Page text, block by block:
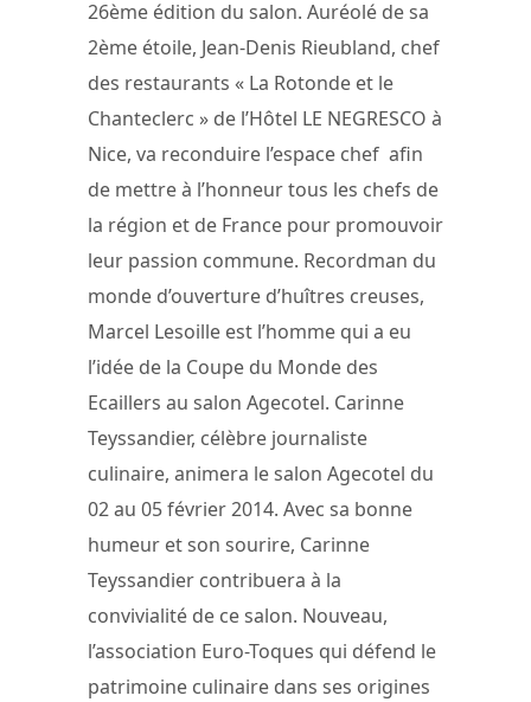
26ème édition du salon. Auréolé de sa
2ème étoile, Jean-Denis Rieubland, chef
des restaurants « La Rotonde et le
Chanteclerc » de l’Hôtel LE NEGRESCO à
Nice, va reconduire l’espace chef afin
de mettre à l’honneur tous les chefs de
la région et de France pour promouvoir
leur passion commune. Recordman du
monde d’ouverture d’huîtres creuses,
Marcel Lesoille est l’homme qui a eu
l’idée de la Coupe du Monde des
Ecaillers au salon Agecotel. Carinne
Teyssandier, célèbre journaliste
culinaire, animera le salon Agecotel du
02 au 05 février 2014. Avec sa bonne
humeur et son sourire, Carinne
Teyssandier contribuera à la
convivialité de ce salon. Nouveau,
l’association Euro-Toques qui défend le
patrimoine culinaire dans ses origines